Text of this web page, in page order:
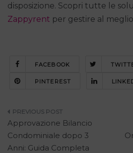
disposizione. Scopri tutte le
Zappyrent per gestire al
FACEBOOK
PINTEREST
Navigazione
articoli
Approvazione Bilancio
Condominiale dopo 3
Anni: Guida Completa